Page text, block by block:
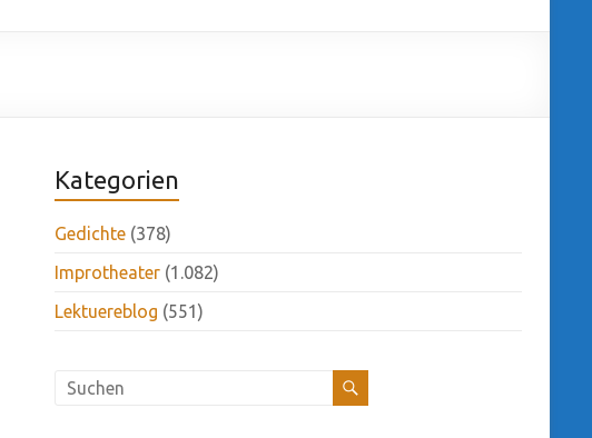
Kategorien
Gedichte (378)
Improtheater (1.082)
Lektuereblog (551)